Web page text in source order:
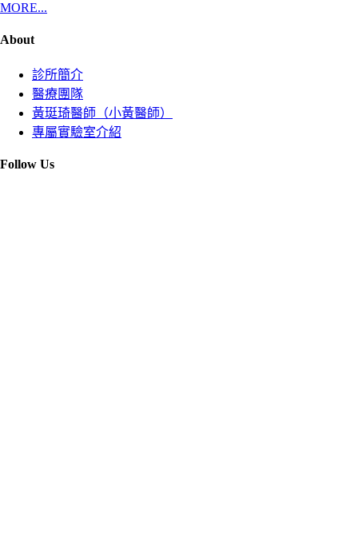
MORE...
About
診所簡介
醫療團隊
黃珽琦醫師（小黃醫師）
專屬實驗室介紹
Follow Us